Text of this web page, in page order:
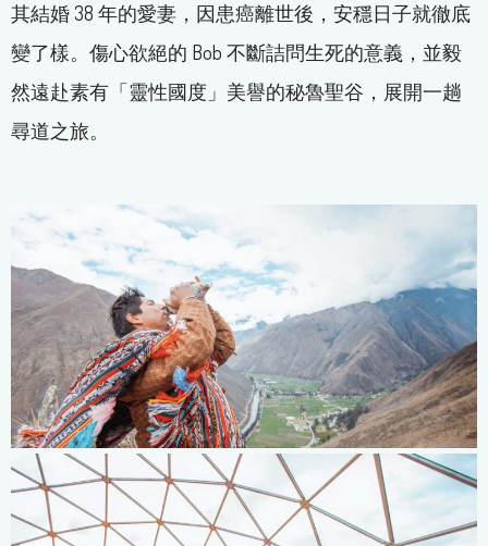
其結婚 38 年的愛妻，因患癌離世後，安穩日子就徹底
變了樣。傷心欲絕的 Bob 不斷詰問生死的意義，並毅
然遠赴素有「靈性國度」美譽的秘魯聖谷，展開一趟
尋道之旅。